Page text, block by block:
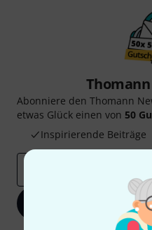
Abonniere den Thomann
etwas Glück einen von 50
Inspirierende Beiträge
Jetzt